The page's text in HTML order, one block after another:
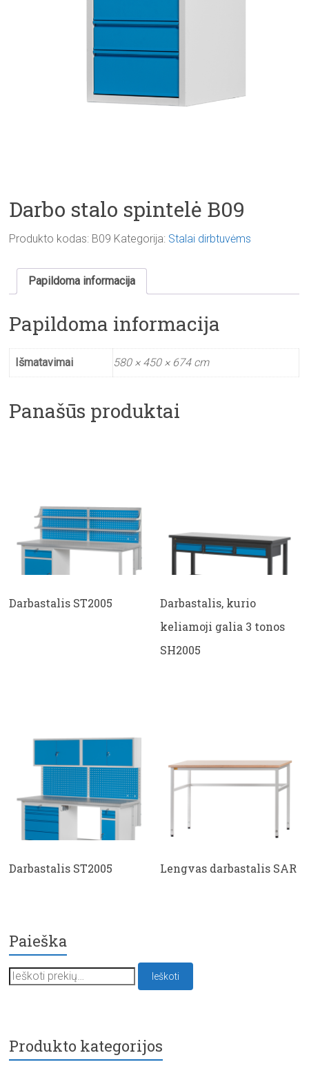
Darbo stalo spintelė B09
Produkto kodas: B09 Kategorija: Stalai dirbtuvėms
Papildoma informacija
Papildoma informacija
Išmatavimai 580 × 450 × 674 cm
Panašūs produktai
Darbastalis ST2005
Darbastalis, kurio
keliamoji galia 3 tonos
SH2005
Darbastalis ST2005 Lengvas darbastalis SAR
Paieška
Ieškoti:
Ieškoti
Produkto kategorijos